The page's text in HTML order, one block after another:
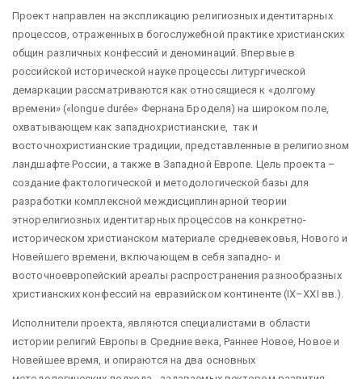
Проект направлен на экспликацию религиозных идентитарных
процессов, отраженных в богослужебной практике христианских
общин различных конфессий и деноминаций. Впервые в
российской исторической науке процессы литургической
демаркации рассматриваются как относящиеся к «долгому
времени» («longue durée» Фернана Броделя) на широком поле,
охватывающем как западнохристианские, так и
восточнохристианские традиции, представленные в религиозном
ландшафте России, а также в Западной Европе. Цель проекта –
создание фактологической и методологической базы для
разработки комплексной междисциплинарной теории
этнорелигиозных идентитарных процессов на конкретно-
историческом христианском материале средневековья, Нового и
Новейшего времени, включающем в себя западно- и
восточноевропейский ареалы распространения разнообразных
христианских конфессий на евразийском континенте (IX–XXI вв.).
Исполнители проекта, являются специалистами в области
истории религий Европы в Средние века, Раннее Новое, Новое и
Новейшее время, и опираются на два основных